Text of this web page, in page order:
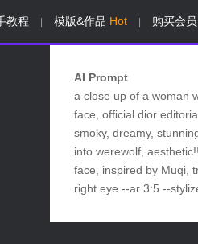
教程 模版&作品 Hot 购买会员
AI Prompt
a close up of a woman
face, official dior
smoky, dreamy,
into werewolf,
face, inspired by Muqi,
right eye --ar 3:5 --